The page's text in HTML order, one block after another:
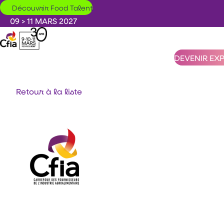
Aller au contenu principal
Découvrir Food Talent
09 > 11 MARS 2027
DEVENIR
Retour à la liste